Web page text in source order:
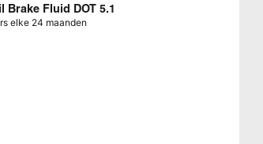
Brake Fluid DOT 5.1
elke 24 maanden